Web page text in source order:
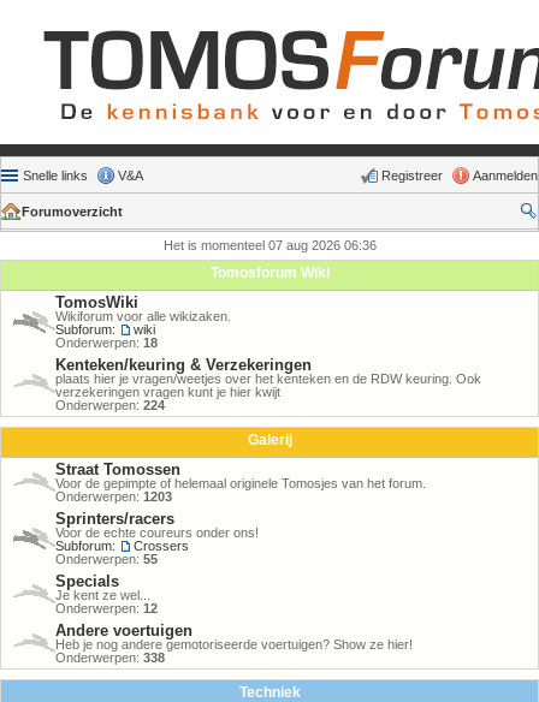
Snelle links V&A Aanmelden
Registreer
Forumoverzicht
Het is momenteel 07 aug 2026 06:36
Tomosforum Wiki
TomosWiki
Wikiforum voor alle wikizaken.
Subforum:
wiki
Onderwerpen: 18
Kenteken/keuring & Verzekeringen
plaats hier je vragen/weetjes over het kenteken en de RDW keuring. Ook
verzekeringen vragen kunt je hier kwijt
Onderwerpen: 224
Galerij
Straat Tomossen
Voor de gepimpte of helemaal originele Tomosjes van het forum.
Onderwerpen: 1203
Sprinters/racers
Voor de echte coureurs onder ons!
Subforum:
Crossers
Onderwerpen: 55
Specials
Je kent ze wel...
Onderwerpen: 12
Andere voertuigen
Heb je nog andere gemotoriseerde voertuigen? Show ze hier!
Onderwerpen: 338
Techniek